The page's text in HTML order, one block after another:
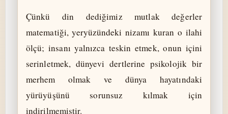
Çünkü din dediğimiz mutlak değerler
matematiği, yeryüzündeki nizamı kuran o ilahi
ölçü; insanı yalnızca teskin etmek, onun içini
serinletmek, dünyevi dertlerine psikolojik bir
merhem olmak ve dünya hayatındaki
yürüyüşünü sorunsuz kılmak için
indirilmemiştir.